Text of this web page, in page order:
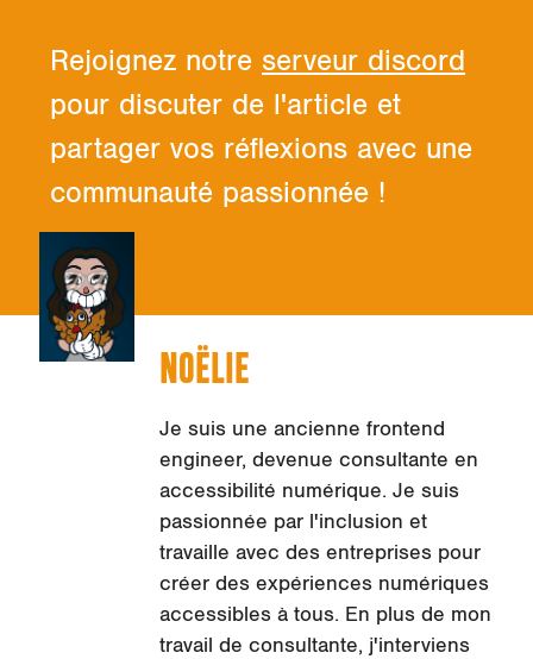
Rejoignez notre serveur discord
pour discuter de l'article et
partager vos réflexions avec une
communauté passionnée !
NOËLIE
Je suis une ancienne frontend
engineer, devenue consultante en
accessibilité numérique. Je suis
passionnée par l'inclusion et
travaille avec des entreprises pour
créer des expériences numériques
accessibles à tous. En plus de mon
travail de consultante, j'interviens